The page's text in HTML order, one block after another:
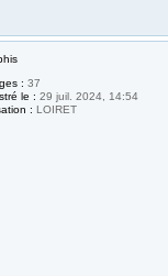
: 37
le : 29 juil. 2024, 14:54
: LOIRET